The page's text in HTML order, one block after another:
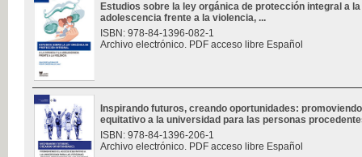
Estudios sobre la ley orgánica de protección integral a
adolescencia frente a la violencia, ...
ISBN: 978-84-1396-082-1
Archivo electrónico. PDF acceso libre Español
Inspirando futuros, creando oportunidades:
equitativo a la universidad para las personas
ISBN: 978-84-1396-206-1
Archivo electrónico. PDF acceso libre Español